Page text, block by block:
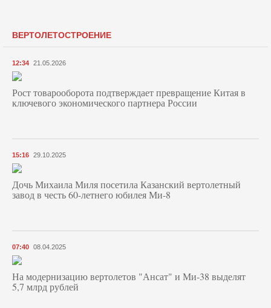
ВЕРТОЛЕТОСТРОЕНИЕ
12:34 21.05.2026
Рост товарооборота подтверждает превращение Китая в
ключевого экономического партнера России
15:16 29.10.2025
Дочь Михаила Миля посетила Казанский вертолетный
завод в честь 60-летнего юбилея Ми-8
07:40 08.04.2025
На модернизацию вертолетов "Ансат" и Ми-38 выделят
5,7 млрд рублей